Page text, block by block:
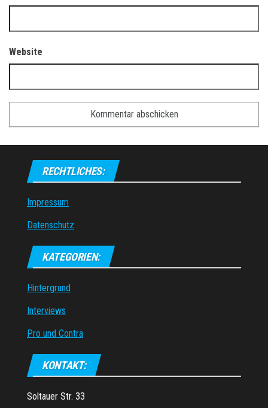
Website
RECHTLICHES:
Impressum
Datenschutz
KATEGORIEN:
Hintergrund
Interviews
Pro und Contra
KONTAKT:
Soltauer Str. 33